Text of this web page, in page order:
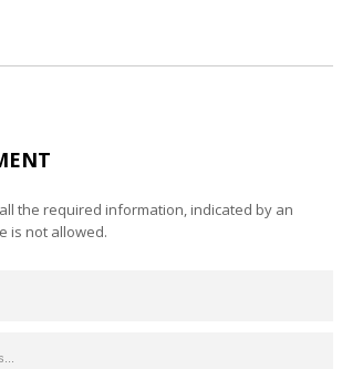
the required information, indicated by an
is not allowed.